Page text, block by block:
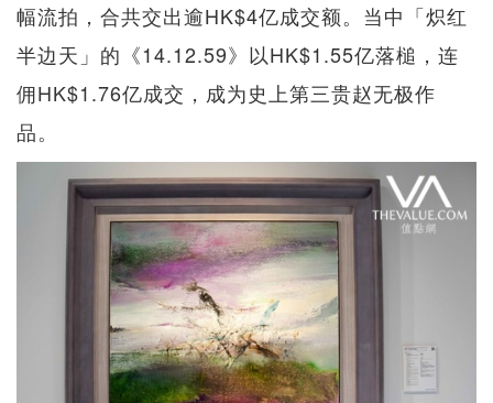
幅流拍，合共交出逾HK$4亿成交额。当中「炽红
半边天」的《14.12.59》以HK$1.55亿落槌，连
佣HK$1.76亿成交，成为史上第三贵赵无极作
品。